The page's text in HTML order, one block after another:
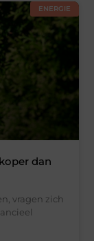
ENERGIE
dan
vragen zich